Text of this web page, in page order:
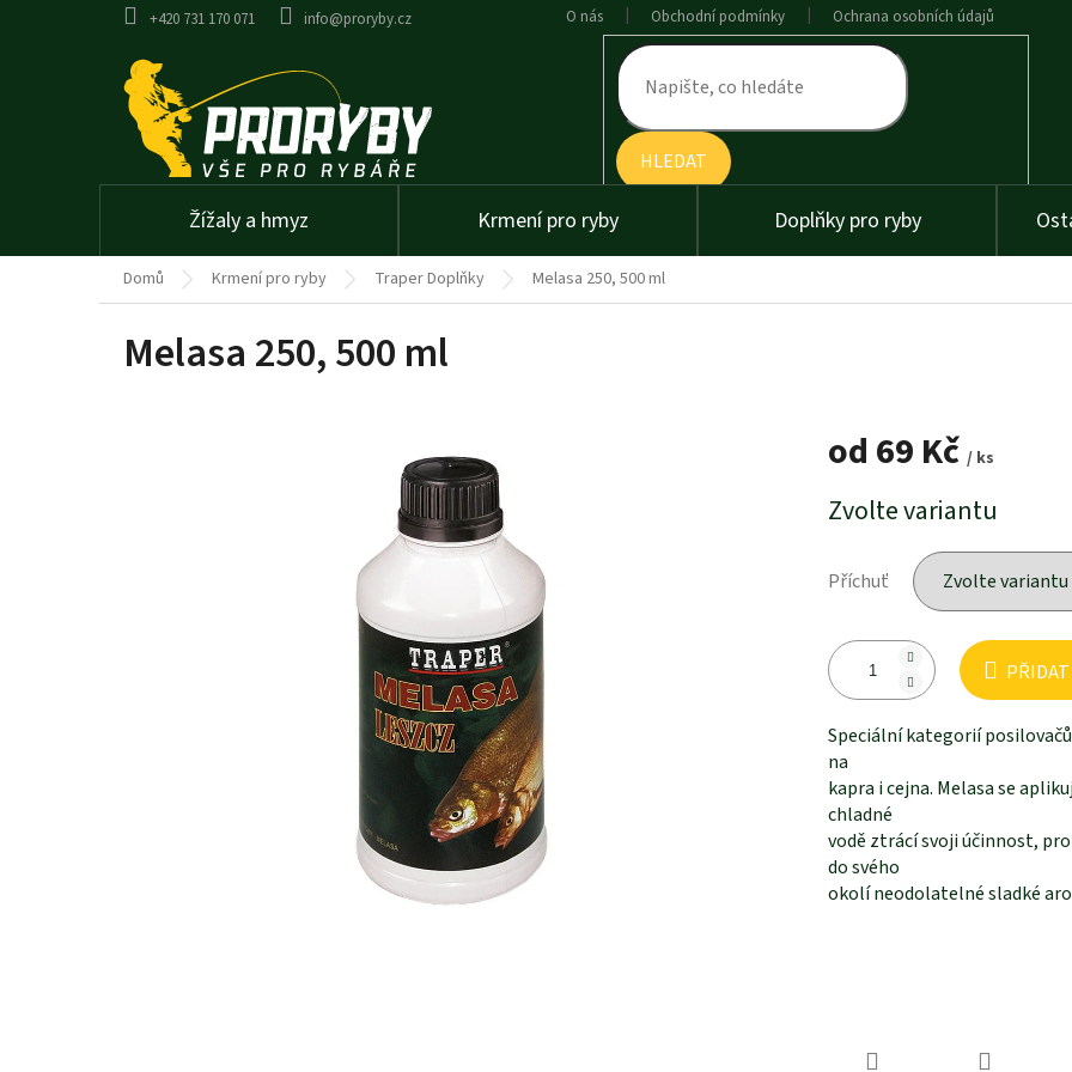
+420 731 170 071 info@proryby.cz O nás Obchodní podmínky Ochrana osobních údajů
HLEDAT
Žížaly a hmyz Krmení pro ryby Doplňky pro ryby
Domů Krmení pro ryby Traper Doplňky Melasa 250, 500 ml
Melasa 250, 500 ml
od 69 Kč / ks
Měrná
cena:
Zvolte variantu
Příchuť
Speciální kategorií
na
kapra i cejna. Melasa se
chladné
vodě ztrácí svoji účinnost,
do svého
okolí neodolatelné sladké